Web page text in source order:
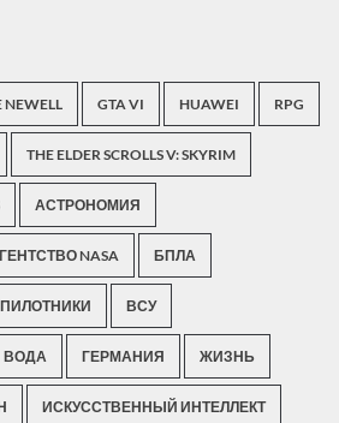
NEWELL GTA VI HUAWEI RPG
THE ELDER SCROLLS V: SKYRIM
АСТРОНОМИЯ
NASA БПЛА
ВСУ
ВОДА ГЕРМАНИЯ ЖИЗНЬ
ИСКУССТВЕННЫЙ ИНТЕЛЛЕКТ